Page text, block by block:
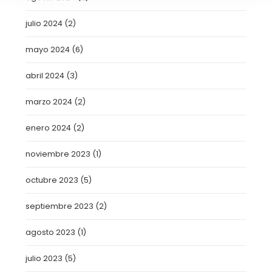
julio 2024 (2)
mayo 2024 (6)
abril 2024 (3)
marzo 2024 (2)
enero 2024 (2)
noviembre 2023 (1)
octubre 2023 (5)
septiembre 2023 (2)
agosto 2023 (1)
julio 2023 (5)